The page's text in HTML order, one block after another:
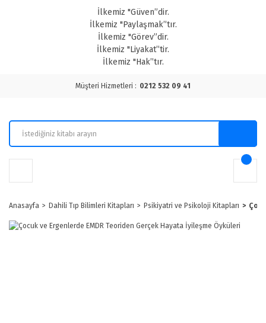
İlkemiz "Güven”dir.
İlkemiz "Paylaşmak”tır.
İlkemiz "Görev”dir.
İlkemiz "Liyakat”tir.
İlkemiz "Hak”tır.
Müşteri Hizmetleri : 0212 532 09 41
Anasayfa Dahili Tıp Bilimleri Kitapları Psikiyatri ve Psikoloji Kitapları